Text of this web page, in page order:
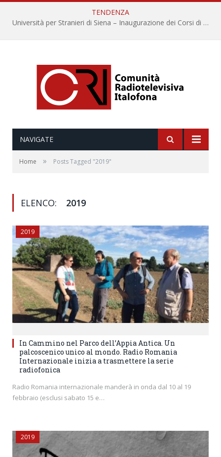
TENDENZA
Università per Stranieri di Siena – Inaugurazione dei Corsi di Lingua e Cultura Italiana, 109a annata
NAVIGATE
Home » Posts Tagged "2019"
ELENCO: 2019
2019
In Cammino nel Parco dell’Appia Antica. Un
palcoscenico unico al mondo. Radio Romania
Internazionale inizia a trasmettere la serie
radiofonica
Radio Romania internazionale manderà in onda dal 10 al 19
febbraio (esclusi sabato 15 e…
2019